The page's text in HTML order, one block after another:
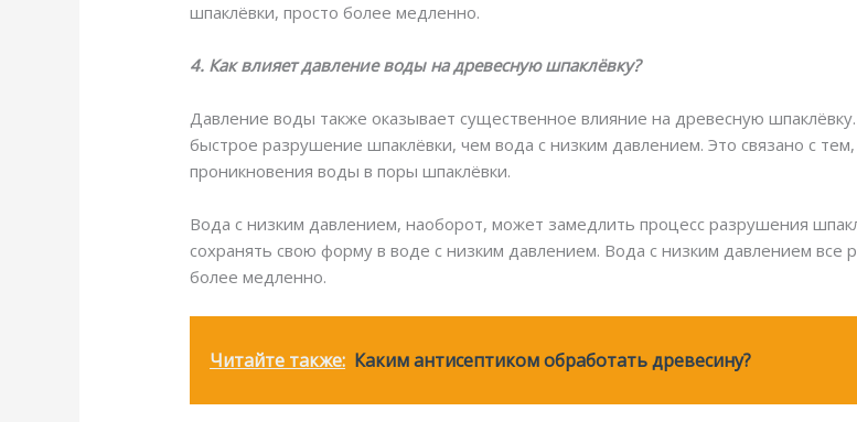
шпаклёвки, просто более медленно.
4. Как влияет давление воды на древесную шпаклёвку?
Давление воды также оказывает существенное влияние на древесную
быстрое разрушение шпаклёвки, чем вода с низким давлением. Это связано с
проникновения воды в поры шпаклёвки.
Вода с низким давлением, наоборот, может замедлить процесс разрушения
сохранять свою форму в воде с низким давлением. Вода с низким давлением
более медленно.
Читайте также: Каким антисептиком обработать древесину?